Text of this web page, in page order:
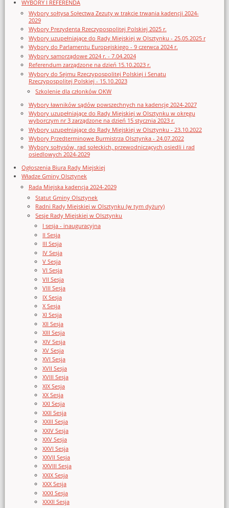
WYBORY I REFERENDA
Wybory sołtysa Sołectwa Zezuty w trakcie trwania kadencji 2024-
2029
Wybory Prezydenta Rzeczypospolitej Polskiej 2025 r.
Wybory uzupełniające do Rady Miejskiej w Olsztynku - 25.05.2025 r
Wybory do Parlamentu Europejskiego - 9 czerwca 2024 r.
Wybory samorządowe 2024 r. - 7.04.2024
Referendum zarządzone na dzień 15.10.2023 r.
Wybory do Sejmu Rzeczypospolitej Polskiej i Senatu
Rzeczypospolitej Polskiej - 15.10.2023
Szkolenie dla członków OKW
Wybory ławników sądów powszechnych na kadencję 2024-2027
Wybory uzupełniające do Rady Miejskiej w Olsztynku w okręgu
wyborczym nr 3 zarządzone na dzień 15 stycznia 2023 r.
Wybory uzupełniające do Rady Miejskiej w Olsztynku - 23.10.2022
Wybory Przedterminowe Burmistrza Olsztynka - 24.07.2022
Wybory sołtysów, rad sołeckich, przewodniczących osiedli i rad
osiedlowych 2024-2029
Ogłoszenia Biura Rady Miejskiej
Władze Gminy Olsztynek
Rada Miejska kadencja 2024-2029
Statut Gminy Olsztynek
Radni Rady Miejskiej w Olsztynku (w tym dyżury)
Sesje Rady Miejskiej w Olsztynku
I sesja - inauguracyjna
II Sesja
III Sesja
IV Sesja
V Sesja
VI Sesja
VII Sesja
VIII Sesja
IX Sesja
X Sesja
XI Sesja
XII Sesja
XIII Sesja
XIV Sesja
XV Sesja
XVI Sesja
XVII Sesja
XVIII Sesja
XIX Sesja
XX Sesja
XXI Sesja
XXII Sesja
XXIII Sesja
XXIV Sesja
XXV Sesja
XXVI Sesja
XXVII Sesja
XXVIII Sesja
XXIX Sesja
XXX Sesja
XXXI Sesja
XXXII Sesja